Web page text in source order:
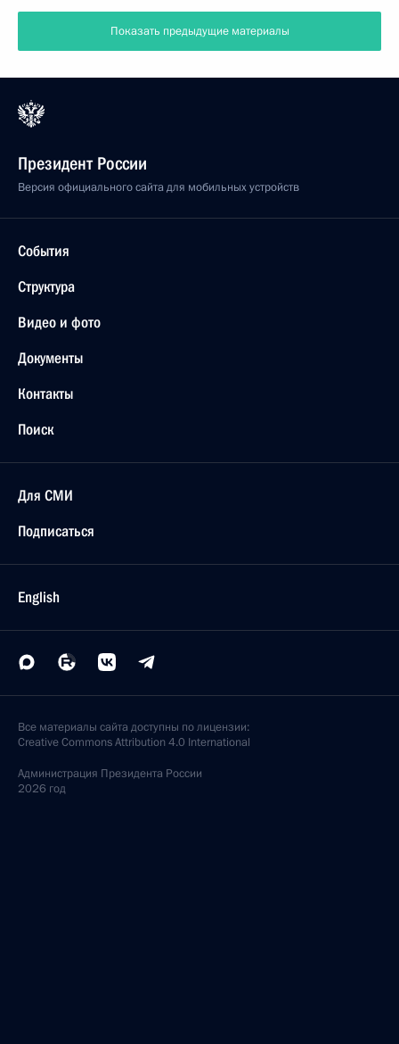
Показать предыдущие материалы
Президент России
Версия официального сайта для мобильных устройств
События
Структура
Видео и фото
Документы
Контакты
Поиск
Для СМИ
Подписаться
English
Все материалы сайта доступны по лицензии:
Creative Commons Attribution 4.0 International
Администрация Президента России
2026 год